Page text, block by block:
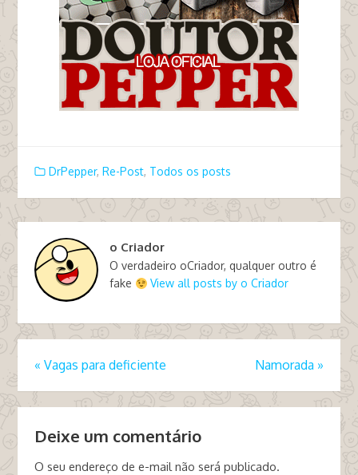
DrPepper, Re-Post, Todos os posts
o Criador
O verdadeiro oCriador, qualquer outro é
fake
View all posts by o Criador
« Vagas para deficiente Namorada »
Deixe um comentário
O seu endereço de e-mail não será publicado.